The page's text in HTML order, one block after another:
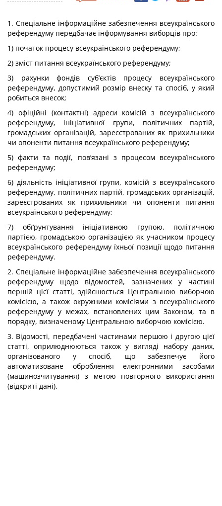
1. Спеціальне інформаційне забезпечення всеукраїнського
референдуму передбачає інформування виборців про:
1) початок процесу всеукраїнського референдуму;
2) зміст питання всеукраїнського референдуму;
3) рахунки фондів суб’єктів процесу всеукраїнського
референдуму, допустимий розмір внеску та спосіб, у який
робиться внесок;
4) офіційні (контактні) адреси комісій з всеукраїнського
референдуму, ініціативної групи, політичних партій,
громадських організацій, зареєстрованих як прихильники
чи опоненти питання всеукраїнського референдуму;
5) факти та події, пов’язані з процесом всеукраїнського
референдуму;
6) діяльність ініціативної групи, комісій з всеукраїнського
референдуму, політичних партій, громадських організацій,
зареєстрованих як прихильники чи опоненти питання
всеукраїнського референдуму;
7) обґрунтування ініціативною групою, політичною
партією, громадською організацією як учасником процесу
всеукраїнського референдуму їхньої позиції щодо питання
референдуму.
2. Спеціальне інформаційне забезпечення всеукраїнського
референдуму щодо відомостей, зазначених у частині
першій цієї статті, здійснюється Центральною виборчою
комісією, а також окружними комісіями з всеукраїнського
референдуму у межах, встановлених цим Законом, та в
порядку, визначеному Центральною виборчою комісією.
3. Відомості, передбачені частинами першою і другою цієї
статті, оприлюднюються також у вигляді набору даних,
організованого у спосіб, що забезпечує його
автоматизоване оброблення електронними засобами
(машинозчитування) з метою повторного використання
(відкриті дані).